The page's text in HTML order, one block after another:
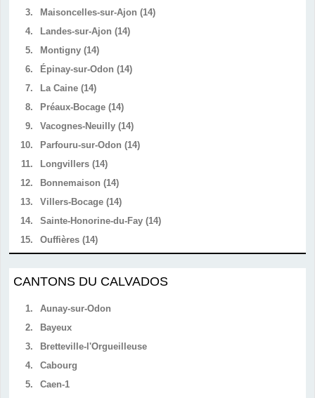
3.
Maisoncelles-sur-Ajon (14)
4.
Landes-sur-Ajon (14)
5.
Montigny (14)
6.
Épinay-sur-Odon (14)
7.
La Caine (14)
8.
Préaux-Bocage (14)
9.
Vacognes-Neuilly (14)
10.
Parfouru-sur-Odon (14)
11.
Longvillers (14)
12.
Bonnemaison (14)
13.
Villers-Bocage (14)
14.
Sainte-Honorine-du-Fay (14)
15.
Ouffières (14)
CANTONS DU CALVADOS
1.
Aunay-sur-Odon
2.
Bayeux
3.
Bretteville-l'Orgueilleuse
4.
Cabourg
5.
Caen-1